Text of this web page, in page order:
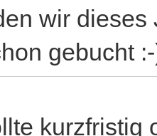
wir
gebucht
kurzfristig